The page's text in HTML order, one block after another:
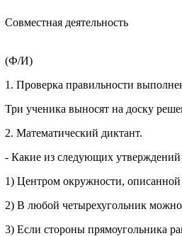
Совместная деятельность
(Ф/И)
1. Проверка правильности
Три ученика выносят на доску
2. Математический диктант.
- Какие из следующих
1) Центром окружности, описанной
2) В любой четырехугольник
3) Если стороны прямоугольника